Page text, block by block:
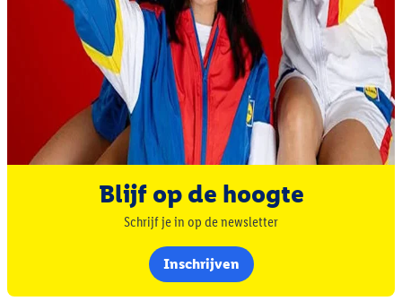
Blijf op de hoogte
Schrijf je in op de newsletter
Inschrijven